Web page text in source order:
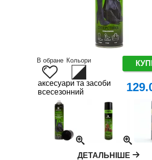
В обране Кольори
аксесуари та засоби по догляду
всесезонний
ДЕТАЛЬНІШЕ